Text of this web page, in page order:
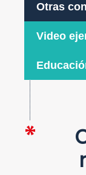
Otras
Video